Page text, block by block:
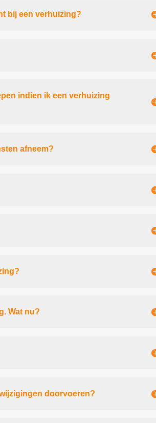
bij een verhuizing?
indien ik een verhuizing
afneem?
Wat nu?
doorvoeren?